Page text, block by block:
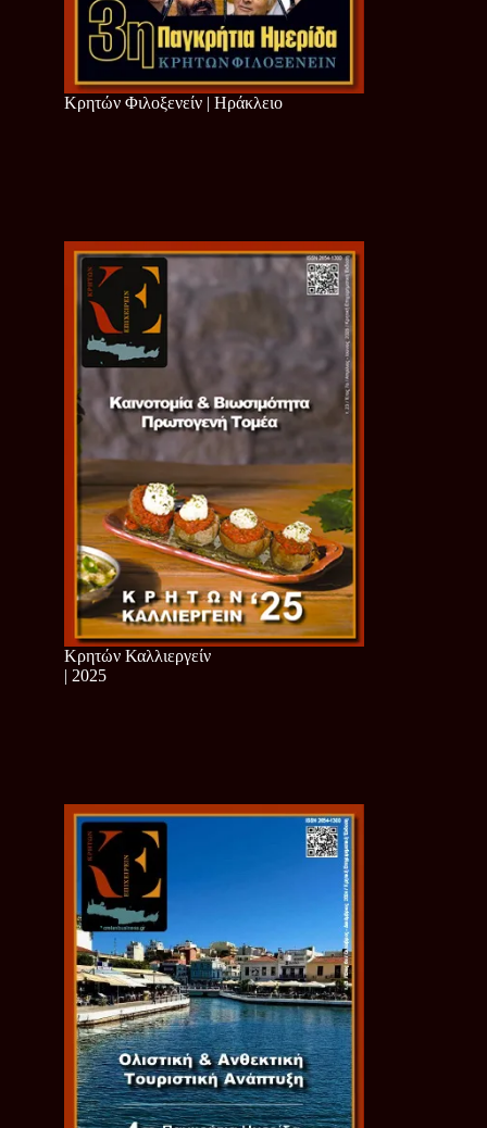
Κρητών Φιλοξενείν | Ηράκλειο
Κρητών Καλλιεργείν
| 2025